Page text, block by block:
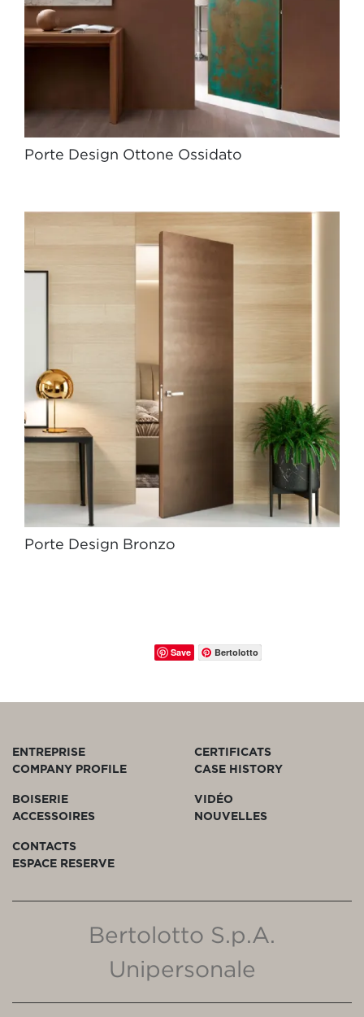
Porte Design Ottone Ossidato
Porte Design Bronzo
Save Bertolotto
ENTREPRISE
COMPANY PROFILE
CERTIFICATS
CASE HISTORY
BOISERIE
ACCESSOIRES
VIDÉO
NOUVELLES
CONTACTS
ESPACE RESERVE
Bertolotto S.p.A.
Unipersonale